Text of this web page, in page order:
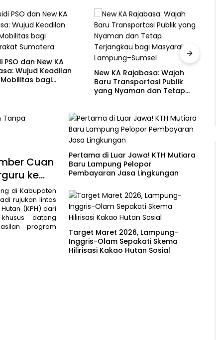
PSO dan New KA
Wujud Keadilan
bagi
New KA Rajabasa: Wajah
Baru Transportasi Publik
yang Nyaman dan Tetap
Sumsel
Cuan
ke
di Kabupaten
rujukan lintas
(KPH) dari
datang
program
Pertama di Luar Jawa! KTH Mutiara
Baru Lampung Pelopor
Pembayaran Jasa Lingkungan
Target Maret 2026, Lampung-
Inggris-Olam Sepakati Skema
Hilirisasi Kakao Hutan Sosial